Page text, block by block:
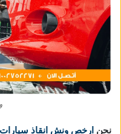
نحن ارخص ونش انقاذ سيارات